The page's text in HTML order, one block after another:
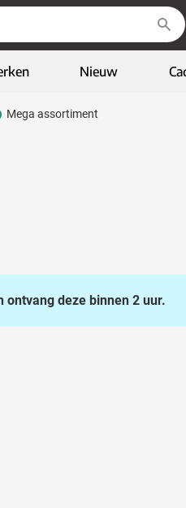
Nieuw
Mega assortiment
deze binnen 2 uur.